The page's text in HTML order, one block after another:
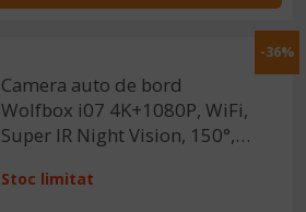
-36%
Camera auto de bord
Wolfbox i07 4K+1080P, WiFi,
Super IR Night Vision, 150°,
dedicata, G-sensor si
Stoc limitat